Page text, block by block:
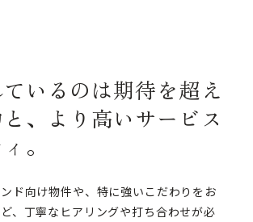
いるのは期待を超え
、より高いサービス
。
ド向け物件や、特に強いこだわりをお
、丁寧なヒアリングや打ち合わせが必